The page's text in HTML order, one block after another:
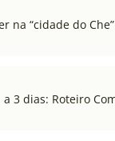
na “cidade do Che”
a 3 dias: Roteiro